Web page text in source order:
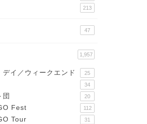
213
47
1,957
デイ／ウィークエンド 25
34
団 20
Fest 112
Tour 31